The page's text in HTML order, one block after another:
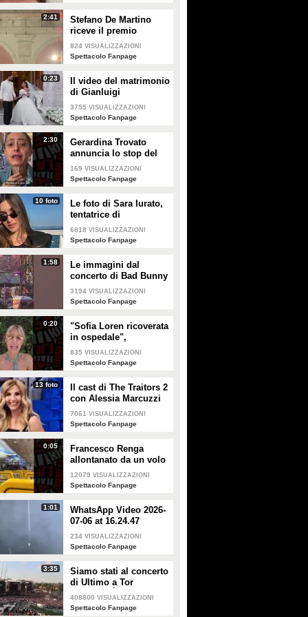
2:41
Stefano De Martino
riceve il premio
intitolato al padre
Enrico
824 VISUALIZZAZIONI
Spettacolo Fanpage
0:23
Il video del matrimonio
di Gianluigi
Donnarumma e Alessia
Elefante
3755 VISUALIZZAZIONI
Spettacolo Fanpage
2:30
Gerardina Trovato
annuncia lo stop del
tour per problemi di
salute
169 VISUALIZZAZIONI
Spettacolo Fanpage
10 foto
Le foto di Sara Iurato,
tentatrice di
Temptation Island 2026
6818 VISUALIZZAZIONI
Spettacolo Fanpage
1:58
Le immagini dal
concerto di Bad Bunny
a Milano
3194 VISUALIZZAZIONI
Spettacolo Fanpage
0:20
"Sofia Loren ricoverata
in ospedale",
Alessandra Mussolini
smentisce: "È serena e
835 VISUALIZZAZIONI
Spettacolo Fanpage
13 foto
Il cast di The Traitors 2
con Alessia Marcuzzi
7061 VISUALIZZAZIONI
Spettacolo Fanpage
0:05
Francesco Renga
allontanato da un volo
Ryanair dopo una
discussione con gli
12079 VISUALIZZAZIONI
Spettacolo Fanpage
1:01
WhatsApp Video 2026-
07-06 at 16.24.47
234 VISUALIZZAZIONI
Spettacolo Fanpage
3:35
Siamo stati al concerto
di Ultimo a Tor
Vergata: "È il giorno
che aspettavo, questa è
408800 VISUALIZZAZIONI
Spettacolo Fanpage